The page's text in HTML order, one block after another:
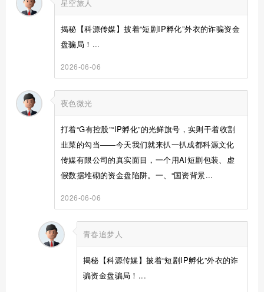
星空旅人
揭秘【科源传媒】披着“短剧IP孵化”外衣的诈骗资金
盘骗局！...
2026-06-06
夜色微光
打着“G有控股”“IP孵化”的光鲜旗号，实则干着收割
韭菜的勾当——今天我们就来扒一扒成都科源文化
传媒有限公司的真实面目，一个用AI短剧包装、虚
假数据堆砌的资金盘陷阱。一、“国资背景...
2026-06-06
青春追梦人
揭秘【科源传媒】披着“短剧IP孵化”外衣的诈
骗资金盘骗局！...